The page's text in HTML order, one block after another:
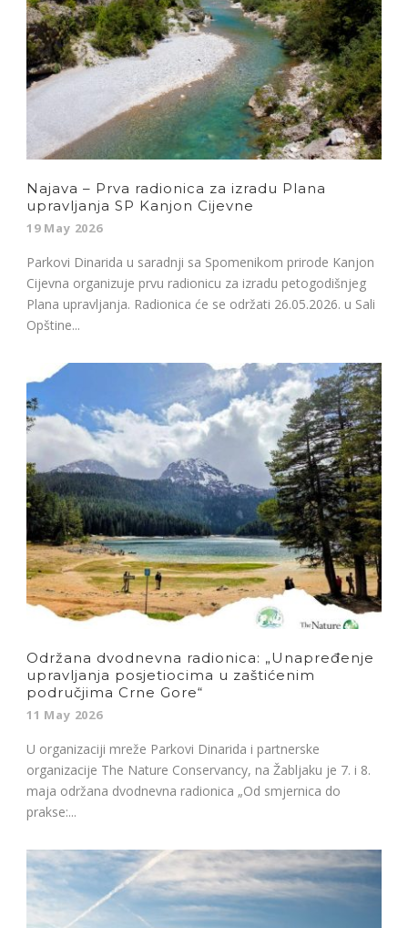
Najava – Prva radionica za izradu Plana
upravljanja SP Kanjon Cijevne
19 May 2026
Parkovi Dinarida u saradnji sa Spomenikom prirode Kanjon
Cijevna organizuje prvu radionicu za izradu petogodišnjeg
Plana upravljanja. Radionica će se održati 26.05.2026. u Sali
Opštine...
Održana dvodnevna radionica: „Unapređenje
upravljanja posjetiocima u zaštićenim
područjima Crne Gore“
11 May 2026
U organizaciji mreže Parkovi Dinarida i partnerske
organizacije The Nature Conservancy, na Žabljaku je 7. i 8.
maja održana dvodnevna radionica „Od smjernica do
prakse:...